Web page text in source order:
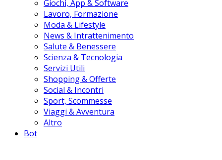
Giochi, App & Software
Lavoro, Formazione
Moda & Lifestyle
News & Intrattenimento
Salute & Benessere
Scienza & Tecnologia
Servizi Utili
Shopping & Offerte
Social & Incontri
Sport, Scommesse
Viaggi & Avventura
Altro
Bot